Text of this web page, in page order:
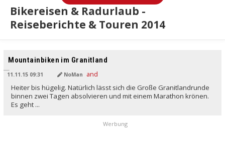
Bikereisen & Radurlaub -
Reiseberichte & Touren 2014
Mountainbiken im Granitland
11.11.15 09:31 NoMan
Heiter bis hügelig. Natürlich lässt sich die Große Granitlandrunde
binnen zwei Tagen absolvieren und mit einem Marathon krönen.
Es geht ...
Werbung